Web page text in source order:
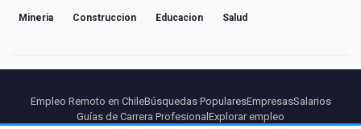
Mineria Construccion Educacion Salud
Empleo Remoto en ChileBúsquedas PopularesEmpresasSalarios
Guías de Carrera Profesional Explorar empleo